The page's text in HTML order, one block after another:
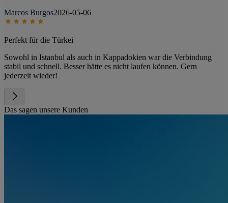
Marcos Burgos2026-05-06
Perfekt für die Türkei
Sowohl in Istanbul als auch in Kappadokien war die Verbindung
stabil und schnell. Besser hätte es nicht laufen können. Gern
jederzeit wieder!
Das sagen unsere Kunden